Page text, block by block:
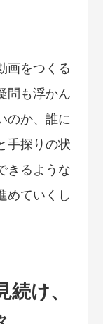
画をつくる
問も浮かん
のか、誰に
手探りの状
きるような
めていくし
け、